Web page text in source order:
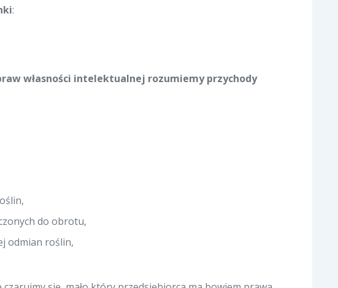
:
własności intelektualnej rozumiemy przychody
do obrotu,
odmian roślin,